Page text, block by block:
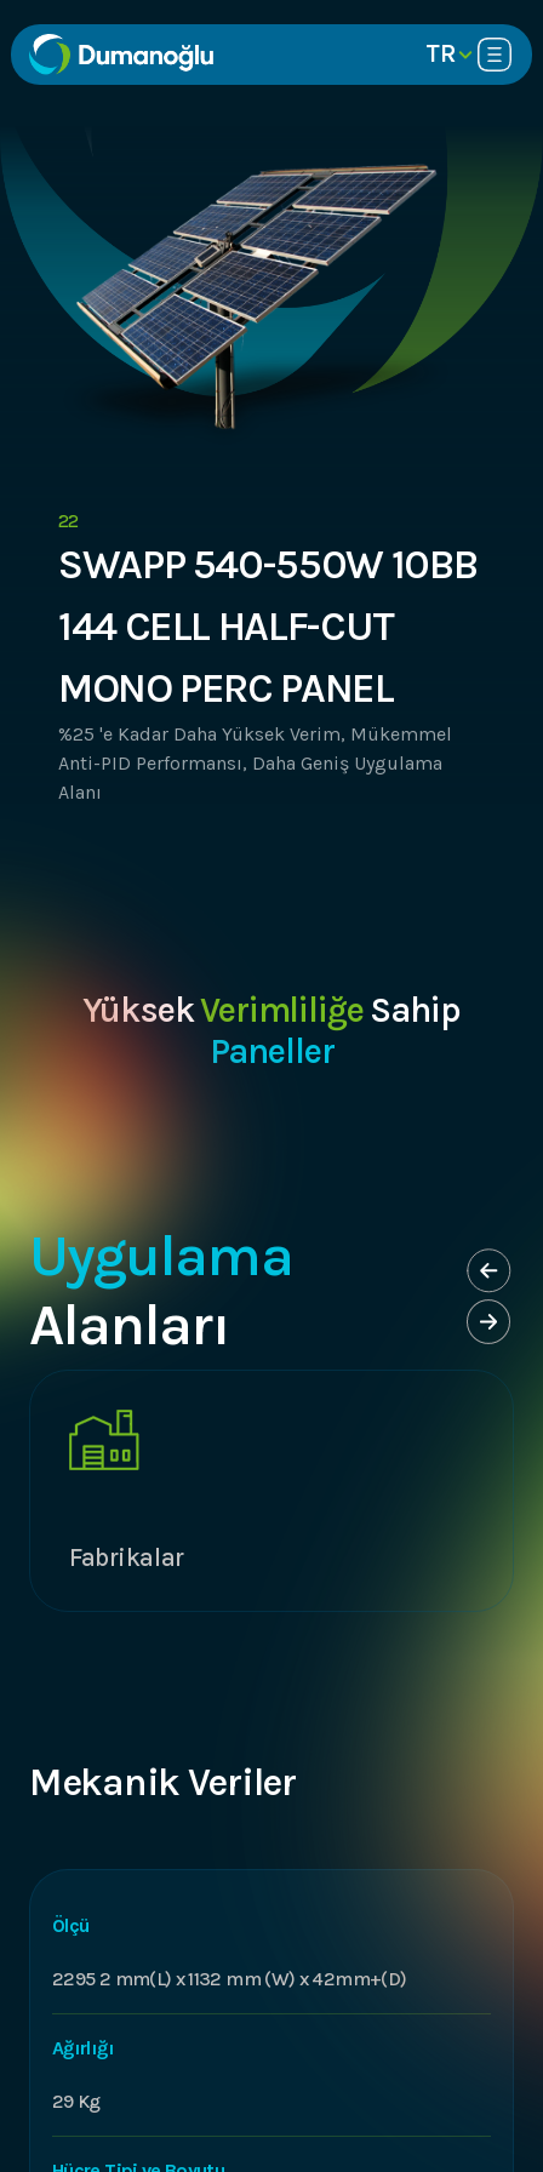
TR
22
SWAPP 540-550W 10BB
144 CELL HALF-CUT
MONO PERC PANEL
%25 'e Kadar Daha Yüksek Verim, Mükemmel
Anti-PID Performansı, Daha Geniş Uygulama
Alanı
YüksekVerimliliğe Sahip
Paneller
Uygulama
Alanları
Fabrikalar
Mekanik Veriler
Ölçü
2295 2 mm(L) x 1132 mm (W) x 42mm+(D)
Ağırlığı
29 Kg